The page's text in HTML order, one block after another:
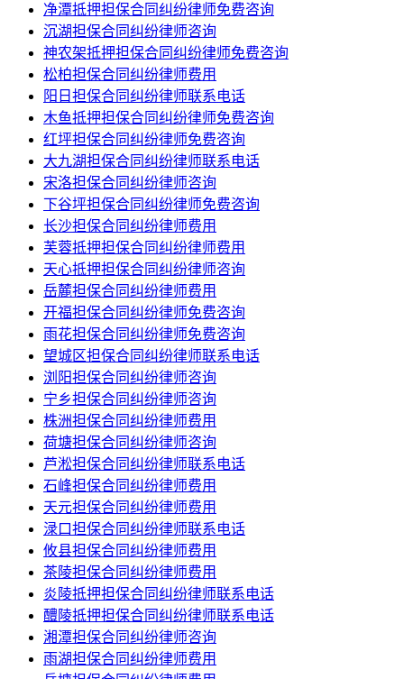
净潭抵押担保合同纠纷律师免费咨询
沉湖担保合同纠纷律师咨询
神农架抵押担保合同纠纷律师免费咨询
松柏担保合同纠纷律师费用
阳日担保合同纠纷律师联系电话
木鱼抵押担保合同纠纷律师免费咨询
红坪担保合同纠纷律师免费咨询
大九湖担保合同纠纷律师联系电话
宋洛担保合同纠纷律师咨询
下谷坪担保合同纠纷律师免费咨询
长沙担保合同纠纷律师费用
芙蓉抵押担保合同纠纷律师费用
天心抵押担保合同纠纷律师咨询
岳麓担保合同纠纷律师费用
开福担保合同纠纷律师免费咨询
雨花担保合同纠纷律师免费咨询
望城区担保合同纠纷律师联系电话
浏阳担保合同纠纷律师咨询
宁乡担保合同纠纷律师咨询
株洲担保合同纠纷律师费用
荷塘担保合同纠纷律师咨询
芦淞担保合同纠纷律师联系电话
石峰担保合同纠纷律师费用
天元担保合同纠纷律师费用
渌口担保合同纠纷律师联系电话
攸县担保合同纠纷律师费用
茶陵担保合同纠纷律师费用
炎陵抵押担保合同纠纷律师联系电话
醴陵抵押担保合同纠纷律师联系电话
湘潭担保合同纠纷律师咨询
雨湖担保合同纠纷律师费用